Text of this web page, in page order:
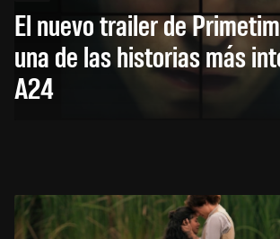
El nuevo trailer de
una de las historias más
A24